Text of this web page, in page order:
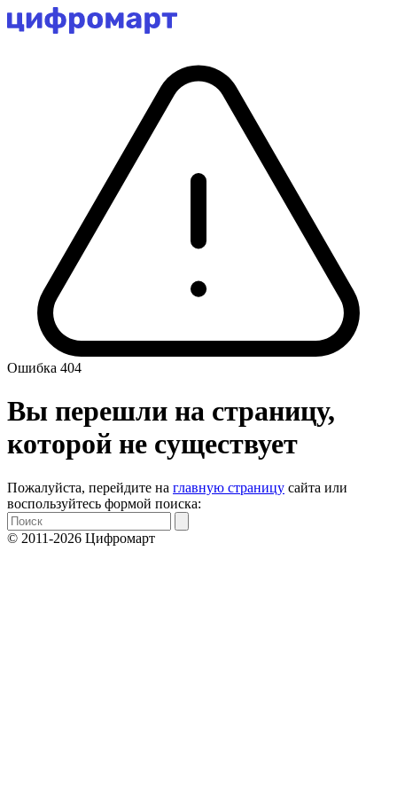
Ошибка 404
Вы перешли на страницу,
которой не существует
Пожалуйста, перейдите на главную страницу сайта или
воспользуйтесь формой поиска:
© 2011-2026 Цифромарт